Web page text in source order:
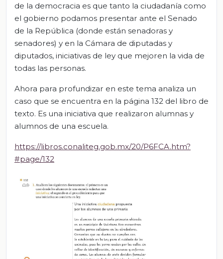
de la democracia es que tanto la ciudadanía como
el gobierno podamos presentar ante el Senado
de la República (donde están senadoras y
senadores) y en la Cámara de diputadas y
diputados, iniciativas de ley que mejoren la vida de
todas las personas.
Ahora para profundizar en este tema analiza un
caso que se encuentra en la página 132 del libro de
texto. Es una iniciativa que realizaron alumnas y
alumnos de una escuela.
https://libros.conaliteg.gob.mx/20/P6FCA.htm?
#page/132